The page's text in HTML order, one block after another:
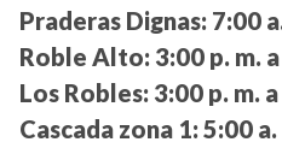
Praderas Dignas: 7:00
Roble Alto: 3:00 p. m.
Los Robles: 3:00 p. m.
Cascada zona 1: 5:00 a.